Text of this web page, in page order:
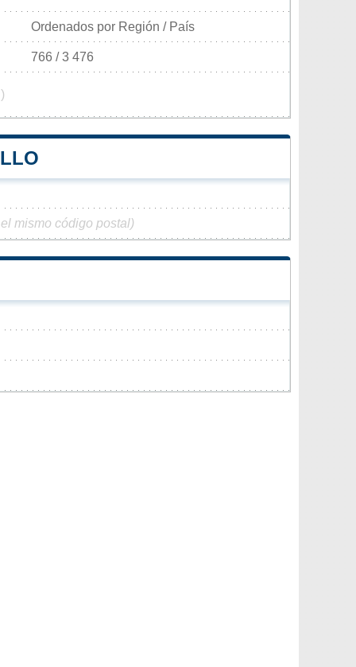
Ordenados por Región / País
766 / 3 476
mismo código postal)